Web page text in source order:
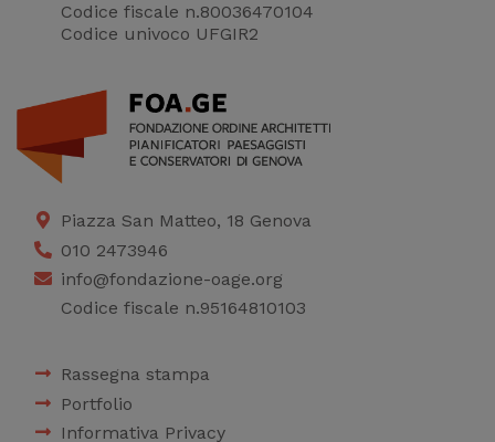
Codice fiscale n.80036470104
Codice univoco UFGIR2
Piazza San Matteo, 18 Genova
010 2473946
info@fondazione-oage.org
Codice fiscale n.95164810103
Rassegna stampa
Portfolio
Informativa Privacy